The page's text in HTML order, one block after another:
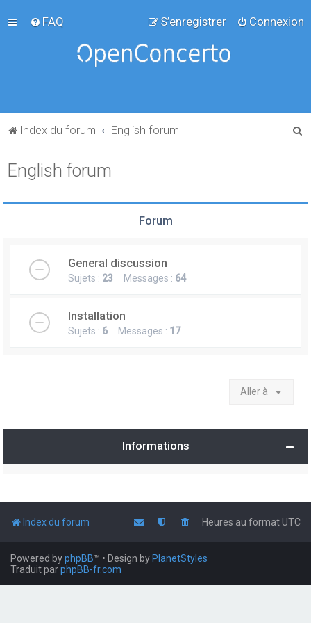
FAQ Connexion
S’enregistrer
Index du forum English forum
e
English forum
Forum
General discussion
Sujets : 23 Messages : 64
Installation
Sujets : 6 Messages : 17
Aller à
Informations
Index du forum Heures au formatUTC
Powered byphpBB™ • Design by PlanetStyles
Traduit parphpBB-fr.com